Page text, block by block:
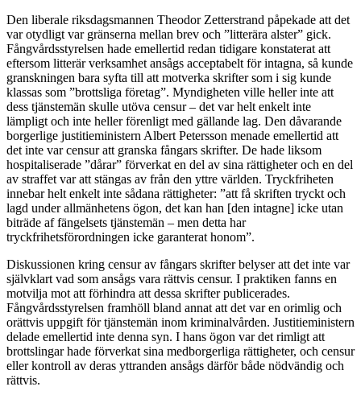
Den liberale riksdagsmannen Theodor Zetterstrand påpekade att det
var otydligt var gränserna mellan brev och ”litterära alster” gick.
Fångvårdsstyrelsen hade emellertid redan tidigare konstaterat att
eftersom litterär verksamhet ansågs acceptabelt för intagna, så kunde
granskningen bara syfta till att motverka skrifter som i sig kunde
klassas som ”brottsliga företag”. Myndigheten ville heller inte att
dess tjänstemän skulle utöva censur – det var helt enkelt inte
lämpligt och inte heller förenligt med gällande lag. Den dåvarande
borgerlige justitieministern Albert Petersson menade emellertid att
det inte var censur att granska fångars skrifter. De hade liksom
hospitaliserade ”dårar” förverkat en del av sina rättigheter och en del
av straffet var att stängas av från den yttre världen. Tryckfriheten
innebar helt enkelt inte sådana rättigheter: ”att få skriften tryckt och
lagd under allmänhetens ögon, det kan han [den intagne] icke utan
biträde af fängelsets tjänstemän – men detta har
tryckfrihetsförordningen icke garanterat honom”.
Diskussionen kring censur av fångars skrifter belyser att det inte var
självklart vad som ansågs vara rättvis censur. I praktiken fanns en
motvilja mot att förhindra att dessa skrifter publicerades.
Fångvårdsstyrelsen framhöll bland annat att det var en orimlig och
orättvis uppgift för tjänstemän inom kriminalvården. Justitieministern
delade emellertid inte denna syn. I hans ögon var det rimligt att
brottslingar hade förverkat sina medborgerliga rättigheter, och censur
eller kontroll av deras yttranden ansågs därför både nödvändig och
rättvis.